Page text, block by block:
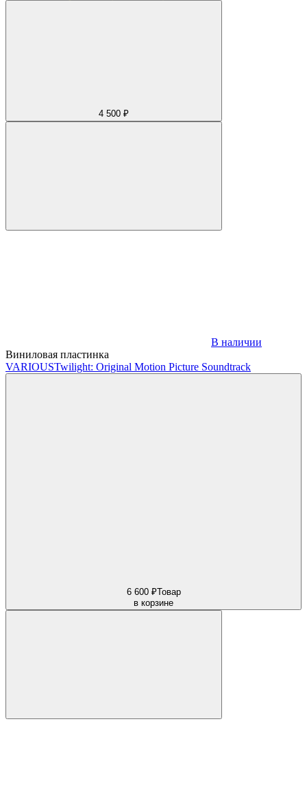
4 500 ₽
В наличии
Виниловая пластинка
VARIOUSTwilight: Original Motion Picture Soundtrack
6 600 ₽Товар
в корзине